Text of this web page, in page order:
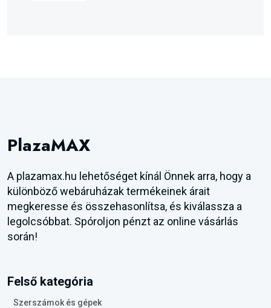
PlazaMAX
A plazamax.hu lehetőséget kínál Önnek arra, hogy a
különböző webáruházak termékeinek árait
megkeresse és összehasonlítsa, és kiválassza a
legolcsóbbat. Spóroljon pénzt az online vásárlás
során!
Felső kategória
Szerszámok és gépek